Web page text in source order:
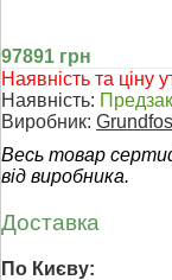
97891 грн
Наявність та ціну
Наявність:
Виробник: Grundfos
Весь товар
від виробника.
Доставка
По Києву: